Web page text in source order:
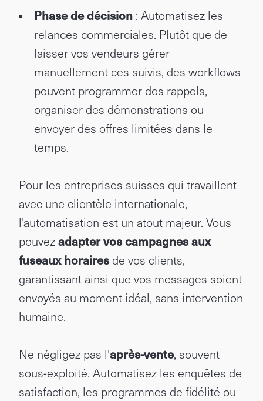
Phase de décision : Automatisez les
relances commerciales. Plutôt que de
laisser vos vendeurs gérer
manuellement ces suivis, des workflows
peuvent programmer des rappels,
organiser des démonstrations ou
envoyer des offres limitées dans le
temps.
Pour les entreprises suisses qui travaillent
avec une clientèle internationale,
l'automatisation est un atout majeur. Vous
pouvezadapter vos campagnes aux
fuseaux horairesde vos clients,
garantissant ainsi que vos messages soient
envoyés au moment idéal, sans intervention
humaine.
Ne négligez pas l'après-vente, souvent
sous-exploité. Automatisez les enquêtes de
satisfaction, les programmes de fidélité ou